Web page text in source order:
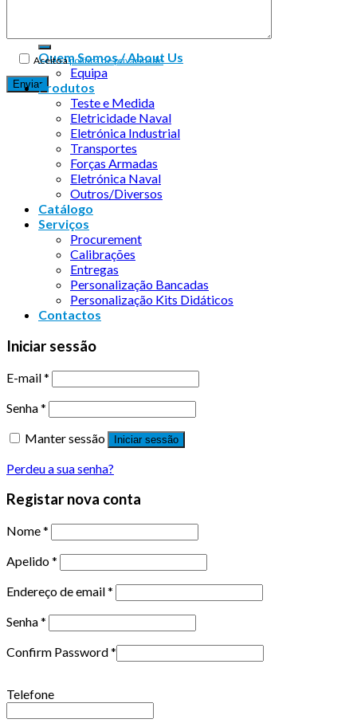
Aceito apolítica de privacidade
Quem Somos / About Us
Equipa
Produtos
Teste e Medida
Eletricidade Naval
Eletrónica Industrial
Transportes
Forças Armadas
Eletrónica Naval
Outros/Diversos
Catálogo
Serviços
Procurement
Calibrações
Entregas
Personalização Bancadas
Personalização Kits Didáticos
Contactos
Iniciar sessão
E-mail*
Senha*
Manter sessão
Iniciar sessão
Perdeu a sua senha?
Registar nova conta
Nome*
Apelido*
Endereço de email*
Senha*
Confirm Password*
Telefone